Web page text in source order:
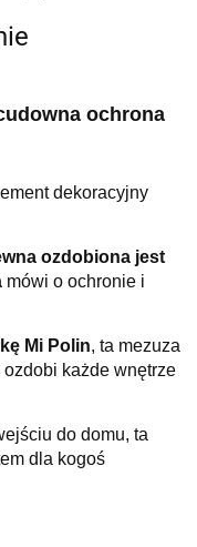
ochrona
dekoracyjny
ozdobiona jest
mówi o ochronie i
Mi Polin, ta mezuza
każde wnętrze
do domu, ta
dla kogoś